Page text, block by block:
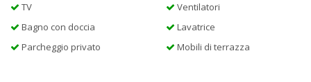
TV
Ventilatori
Bagno con doccia
Lavatrice
Parcheggio privato
Mobili di terrazza